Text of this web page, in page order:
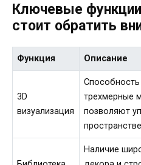
Ключевые
стоит обратить
Функция Описание
3D
визуализация
трехмерные
позволяют
Наличие